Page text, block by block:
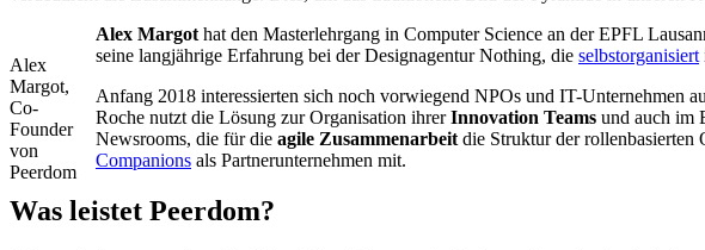
Alex
Margot,
Co-
Founder
von
Peerdom
Alex Margothat den Masterlehrgang in Computer Science an der EPFL
seine langjährige Erfahrung bei der Designagentur Nothing, die selbstorganisiert
Anfang 2018 interessierten sich noch vorwiegend NPOs und IT-Unternehmen
Roche nutzt die Lösung zur Organisation ihrerInnovation Teams und auch im
Newsrooms, die für die agile Zusammenarbeitdie Struktur der rollenbasierten
Companions als Partnerunternehmen mit.
Was leistet Peerdom?